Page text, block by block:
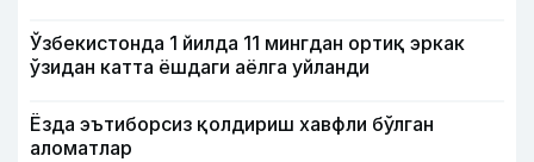
Ўзбекистонда 1 йилда 11 мингдан ортиқ эркак
ўзидан катта ёшдаги аёлга уйланди
Ёзда эътиборсиз қолдириш хавфли бўлган
аломатлар